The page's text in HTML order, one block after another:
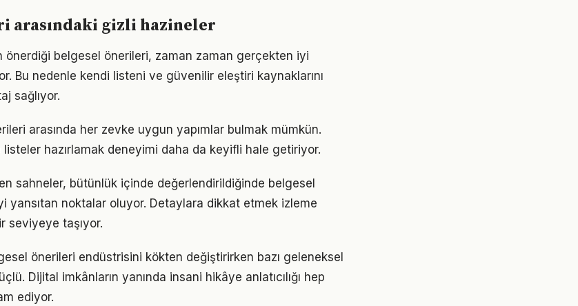
arasındaki gizli hazineler
önerdiği belgesel önerileri, zaman zaman gerçekten iyi
Bu nedenle kendi listeni ve güvenilir eleştiri kaynaklarını
sağlıyor.
arasında her zevke uygun yapımlar bulmak mümkün.
hazırlamak deneyimi daha da keyifli hale getiriyor.
sahneler, bütünlük içinde değerlendirildiğinde belgesel
yansıtan noktalar oluyor. Detaylara dikkat etmek izleme
seviyeye taşıyor.
önerileri endüstrisini kökten değiştirirken bazı geleneksel
Dijital imkânların yanında insani hikâye anlatıcılığı hep
ediyor.